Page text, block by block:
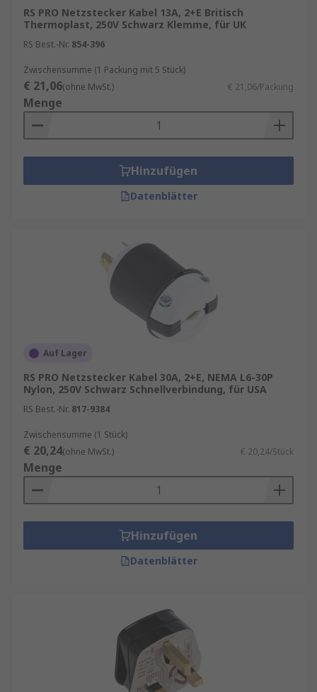
RS PRO Netzstecker Kabel 13A, 2+E Britisch
Thermoplast, 250V Schwarz Klemme, für UK
RS Best.-Nr. 854-396
Zwischensumme (1 Packung mit 5 Stück)
€ 21,06(ohne MwSt.) € 21,06/Packung
Menge
Hinzufügen
Datenblätter
Auf Lager
RS PRO Netzstecker Kabel 30A, 2+E, NEMA L6-30P
Nylon, 250V Schwarz Schnellverbindung, für USA
RS Best.-Nr. 817-9384
Zwischensumme (1 Stück)
€ 20,24(ohne MwSt.) € 20,24/Stück
Menge
Hinzufügen
Datenblätter